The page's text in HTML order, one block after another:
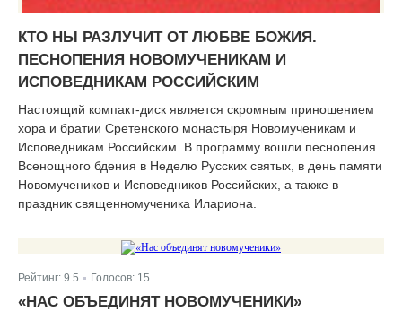
КТО НЫ РАЗЛУЧИТ ОТ ЛЮБВЕ БОЖИЯ.
ПЕСНОПЕНИЯ НОВОМУЧЕНИКАМ И
ИСПОВЕДНИКАМ РОССИЙСКИМ
Настоящий компакт-диск является скромным приношением
хора и братии Сретенского монастыря Новомученикам и
Исповедникам Российским. В программу вошли песнопения
Всенощного бдения в Неделю Русских святых, в день памяти
Новомучеников и Исповедников Российских, а также в
праздник священномученика Илариона.
Рейтинг: 9.5 Голосов: 15
«НАС ОБЪЕДИНЯТ НОВОМУЧЕНИКИ»